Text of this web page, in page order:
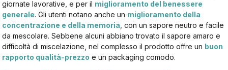
giornate lavorative, e per il miglioramento del benessere
generale. Gli utenti notano anche un miglioramento della
concentrazione e della memoria , con un sapore neutro e facile
da mescolare. Sebbene alcuni abbiano trovato il sapore amaro e
difficoltà di miscelazione, nel complesso il prodotto offre un buon
rapporto qualità-prezzo e un packaging comodo.